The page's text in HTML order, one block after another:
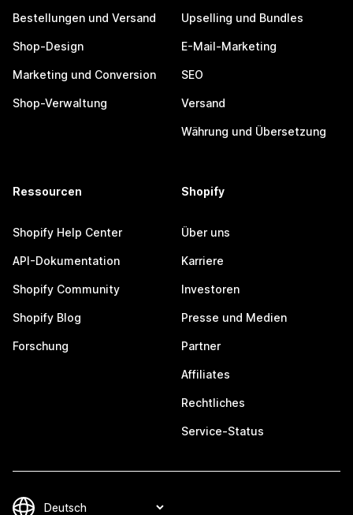
Bestellungen und Versand
Shop-Design
Marketing und Conversion
Shop-Verwaltung
Upselling und Bundles
E-Mail-Marketing
SEO
Versand
Währung und Übersetzung
Ressourcen
Shopify Help Center
API-Dokumentation
Shopify Community
Shopify Blog
Forschung
Shopify
Über uns
Karriere
Investoren
Presse und Medien
Partner
Affiliates
Rechtliches
Service-Status